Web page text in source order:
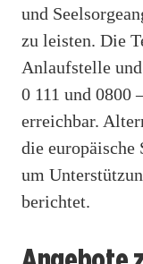
und
zu leisten. Die
Anlaufstelle
0 111 und 0800
erreichbar.
die europäische
um
berichtet.